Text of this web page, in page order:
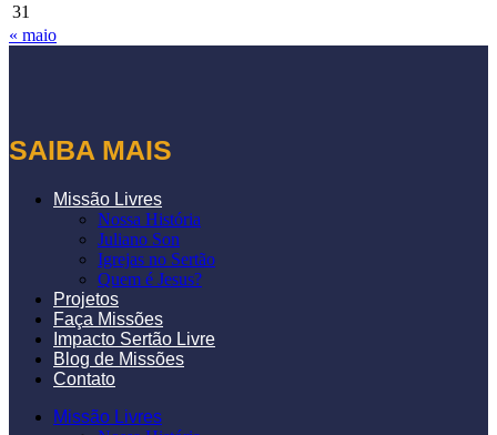
31
« maio
SAIBA MAIS
Missão Livres
Nossa História
Juliano Son
Igrejas no Sertão
Quem é Jesus?
Projetos
Faça Missões
Impacto Sertão Livre
Blog de Missões
Contato
Missão Livres